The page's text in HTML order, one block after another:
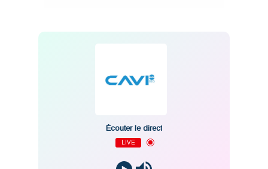
Écouter le direct
LIVE